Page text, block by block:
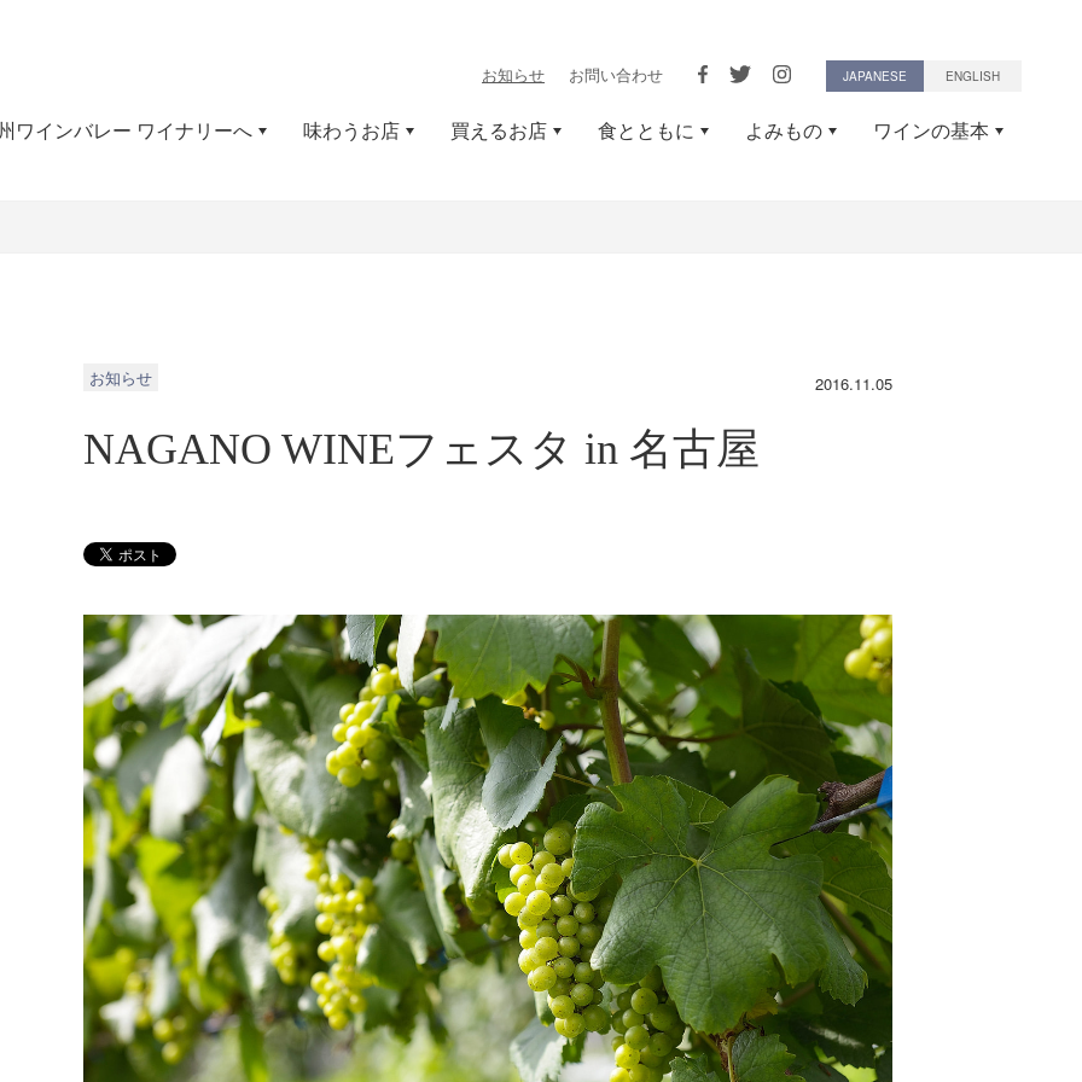
お知らせ お問い合わせ JAPANESE ENGLISH
ワインバレー ワイナリーへ 味わうお店 買えるお店 食とともに よみもの ワインの基本
お知らせ 2016.11.05
NAGANO WINEフェスタ in 名古屋